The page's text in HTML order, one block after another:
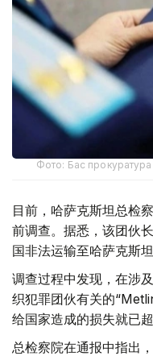
Фото: Бас прокуратура
目前，哈萨克斯坦总检
前调查。据悉，该团伙
国非法运输至哈萨克斯坦
调查过程中发现，在涉
织犯罪团伙有关的
给国家造成的损失就已
总检察院在通报中指出